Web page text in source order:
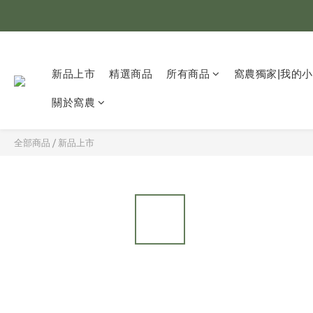
新品上市 精選商品 所有商品 窩農獨家|我的
關於窩農
全部商品 / 新品上市